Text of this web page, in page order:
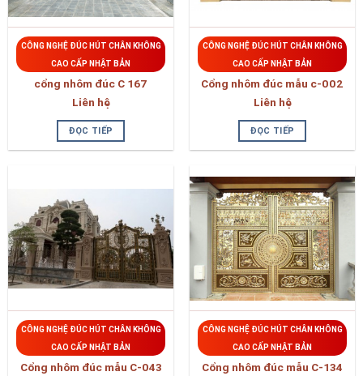
CÔNG NGHỆ ĐÚC HÚT CHÂN KHÔNG
CAO CẤP NHẬT BẢN
cổng nhôm đúc C 167
Liên hệ
ĐỌC TIẾP
CÔNG NGHỆ ĐÚC HÚT CHÂN KHÔNG
CAO CẤP NHẬT BẢN
Cổng nhôm đúc mẫu c-002
Liên hệ
ĐỌC TIẾP
CÔNG NGHỆ ĐÚC HÚT CHÂN KHÔNG
CAO CẤP NHẬT BẢN
Cổng nhôm đúc mẫu C-043
CÔNG NGHỆ ĐÚC HÚT CHÂN KHÔNG
CAO CẤP NHẬT BẢN
Cổng nhôm đúc mẫu C-134